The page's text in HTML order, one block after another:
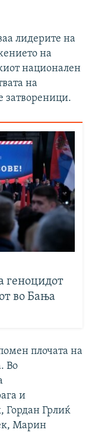
лидерите на
на
национален
на
затвореници.
геноцидот
во Бања
плочата на
Во
и
Гордан Грлиќ
Марин